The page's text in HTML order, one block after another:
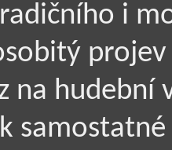
i
projev
na hudební